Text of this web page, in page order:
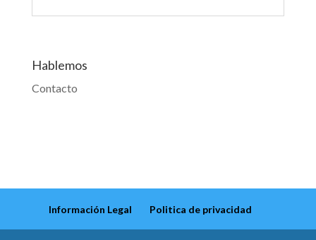
Hablemos
Contacto
Información Legal Politica de privacidad